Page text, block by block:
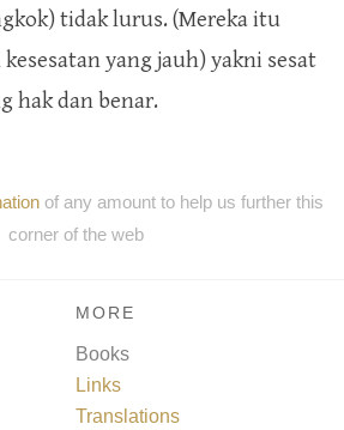
tidak lurus. (Mereka itu
kesesatan yang jauh) yakni sesat
hak dan benar.
of any amount to help us further this
corner of the web
MORE
Books
Links
Translations